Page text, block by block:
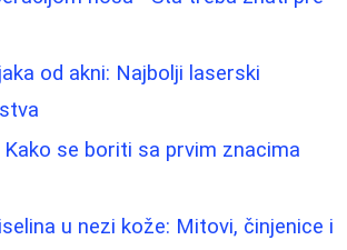
od akni: Najbolji laserski
se boriti sa prvim znacima
u nezi kože: Mitovi, činjenice i